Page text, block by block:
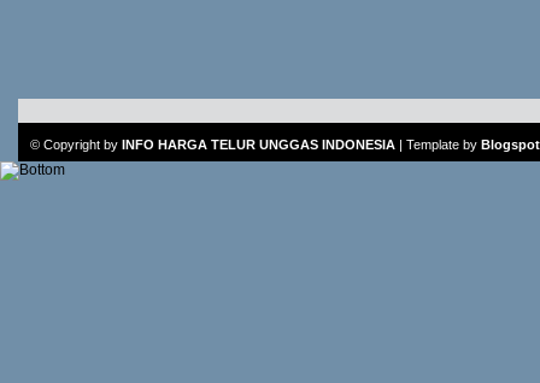
© Copyright by INFO HARGA TELUR UNGGAS INDONESIA Template by